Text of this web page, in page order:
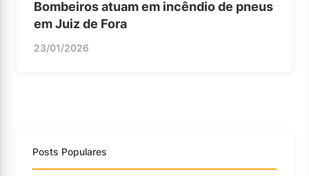
Bombeiros atuam em incêndio de pneus
em Juiz de Fora
23/01/2026
Posts Populares